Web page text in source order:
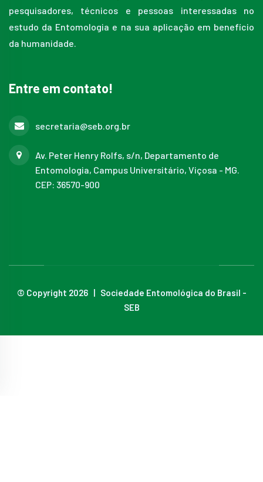
pesquisadores, técnicos e pessoas interessadas no
estudo da Entomologia e na sua aplicação em benefício
da humanidade.
Entre em contato!
secretaria@seb.org.br
Av. Peter Henry Rolfs, s/n, Departamento de
Entomologia, Campus Universitário, Viçosa - MG.
CEP: 36570-900
© Copyright 2026 | Sociedade Entomológica do Brasil -
SEB